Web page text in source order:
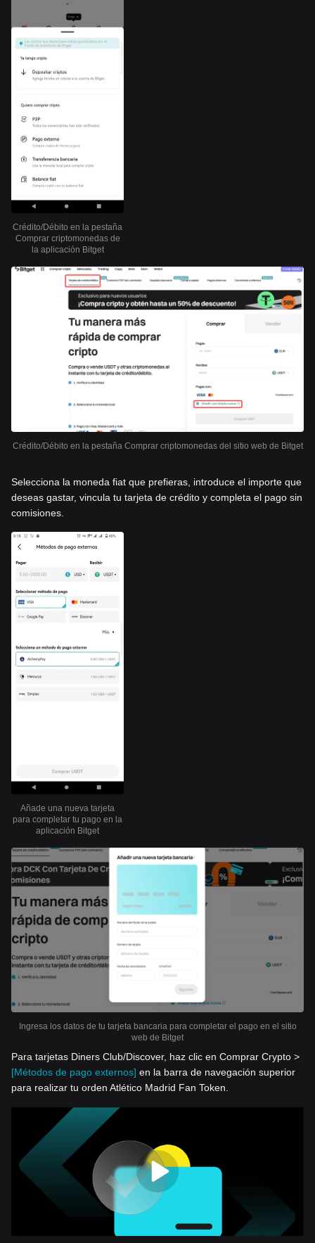
Crédito/Débito en la pestaña
Comprar criptomonedas de
la aplicación Bitget
Crédito/Débito en la pestaña Comprar criptomonedas del sitio web de Bitget
Selecciona la moneda fiat que prefieras, introduce el importe que
deseas gastar, vincula tu tarjeta de crédito y completa el pago sin
comisiones.
Añade una nueva tarjeta
para completar tu pago en la
aplicación Bitget
Ingresa los datos de tu tarjeta bancaria para completar el pago en el sitio
web de Bitget
Para tarjetas Diners Club/Discover, haz clic en Comprar Crypto >
[Métodos de pago externos] en la barra de navegación superior
para realizar tu orden Atlético Madrid Fan Token.